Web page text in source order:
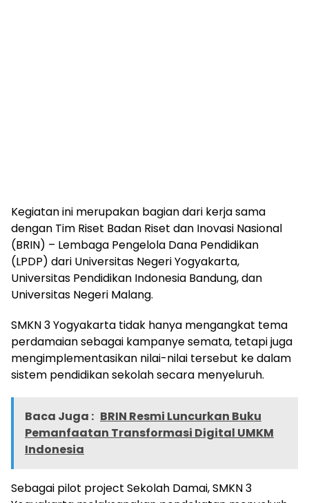
Kegiatan ini merupakan bagian dari kerja sama
dengan Tim Riset Badan Riset dan Inovasi Nasional
(BRIN) – Lembaga Pengelola Dana Pendidikan
(LPDP) dari Universitas Negeri Yogyakarta,
Universitas Pendidikan Indonesia Bandung, dan
Universitas Negeri Malang.
SMKN 3 Yogyakarta tidak hanya mengangkat tema
perdamaian sebagai kampanye semata, tetapi juga
mengimplementasikan nilai-nilai tersebut ke dalam
sistem pendidikan sekolah secara menyeluruh.
Baca Juga : BRIN Resmi Luncurkan Buku
Pemanfaatan Transformasi Digital UMKM
Indonesia
Sebagai pilot project Sekolah Damai, SMKN 3